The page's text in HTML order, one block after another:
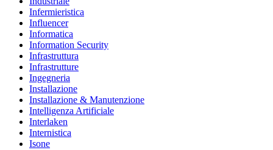
Infermieristica
Influencer
Informatica
Information Security
Infrastruttura
Infrastrutture
Ingegneria
Installazione
Installazione & Manutenzione
Intelligenza Artificiale
Interlaken
Internistica
Isone